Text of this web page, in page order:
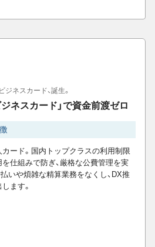
ネスカード、誕生。
ジネスカード」で資金前渡ゼロ
ード。国内トップクラスの利用制限
仕組みで防ぎ、厳格な公費管理を実
いや煩雑な精算業務をなくし、DX推
ます。